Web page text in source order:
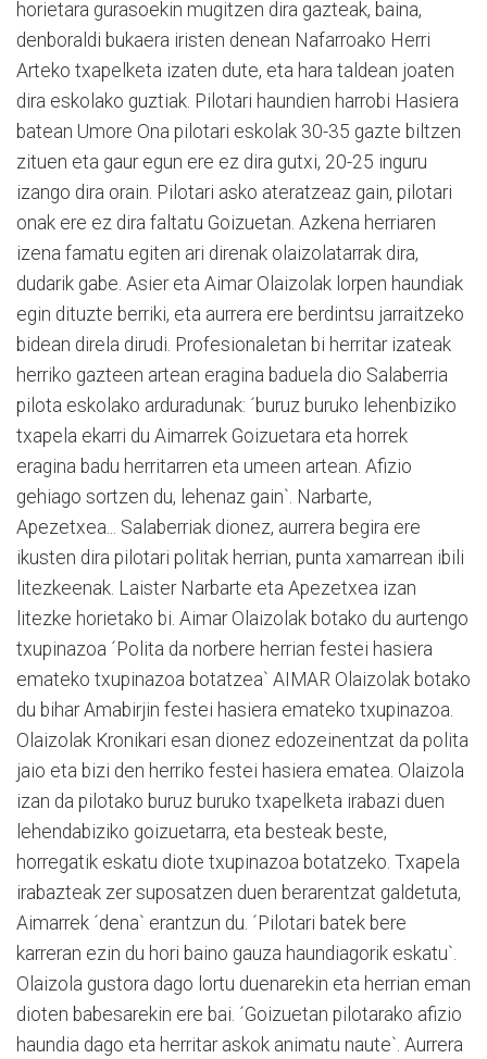
horietara gurasoekin mugitzen dira gazteak, baina,
denboraldi bukaera iristen denean Nafarroako Herri
Arteko txapelketa izaten dute, eta hara taldean joaten
dira eskolako guztiak. Pilotari haundien harrobi Hasiera
batean Umore Ona pilotari eskolak 30-35 gazte biltzen
zituen eta gaur egun ere ez dira gutxi, 20-25 inguru
izango dira orain. Pilotari asko ateratzeaz gain, pilotari
onak ere ez dira faltatu Goizuetan. Azkena herriaren
izena famatu egiten ari direnak olaizolatarrak dira,
dudarik gabe. Asier eta Aimar Olaizolak lorpen haundiak
egin dituzte berriki, eta aurrera ere berdintsu jarraitzeko
bidean direla dirudi. Profesionaletan bi herritar izateak
herriko gazteen artean eragina baduela dio Salaberria
pilota eskolako arduradunak: ´buruz buruko lehenbiziko
txapela ekarri du Aimarrek Goizuetara eta horrek
eragina badu herritarren eta umeen artean. Afizio
gehiago sortzen du, lehenaz gain`. Narbarte,
Apezetxea... Salaberriak dionez, aurrera begira ere
ikusten dira pilotari politak herrian, punta xamarrean ibili
litezkeenak. Laister Narbarte eta Apezetxea izan
litezke horietako bi. Aimar Olaizolak botako du aurtengo
txupinazoa ´Polita da norbere herrian festei hasiera
emateko txupinazoa botatzea` AIMAR Olaizolak botako
du bihar Amabirjin festei hasiera emateko txupinazoa.
Olaizolak Kronikari esan dionez edozeinentzat da polita
jaio eta bizi den herriko festei hasiera ematea. Olaizola
izan da pilotako buruz buruko txapelketa irabazi duen
lehendabiziko goizuetarra, eta besteak beste,
horregatik eskatu diote txupinazoa botatzeko. Txapela
irabazteak zer suposatzen duen berarentzat galdetuta,
Aimarrek ´dena` erantzun du. ´Pilotari batek bere
karreran ezin du hori baino gauza haundiagorik eskatu`.
Olaizola gustora dago lortu duenarekin eta herrian eman
dioten babesarekin ere bai. ´Goizuetan pilotarako afizio
haundia dago eta herritar askok animatu naute`. Aurrera